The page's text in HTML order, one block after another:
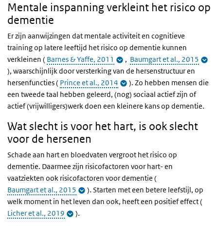
Mentale inspanning verkleint het risico op
dementie
Er zijn aanwijzingen dat mentale activiteit en cognitieve
training op latere leeftijd het risico op dementie kunnen
verkleinen ( Barnes & Yaffe, 2011 , Baumgart et al., 2015
), waarschijnlijk door versterking van de hersenstructuur en
hersenfuncties ( Prince et al., 2014
). Zo hebben mensen die
een tweede taal hebben geleerd, (nog) sociaal actief zijn of
actief (vrijwilligers)werk doen een kleinere kans op dementie.
Wat slecht is voor het hart, is ook slecht
voor de hersenen
Schade aan hart en bloedvaten vergroot het risico op
dementie. Daarmee zijn risicofactoren voor hart- en
vaatziekten ook risicofactoren voor dementie (
Baumgart et al., 2015
). Starten met een betere leefstijl, op
welk moment in het leven dan ook, heeft een positief effect (
Licher et al., 2019
).